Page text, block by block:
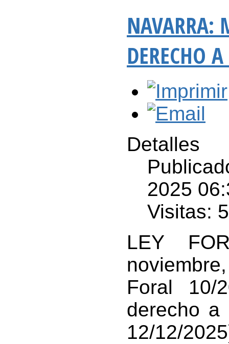
NAVARRA:
DERECHO
Detalles
2025
Visitas:
LEY
Foral
derecho a
12/12/